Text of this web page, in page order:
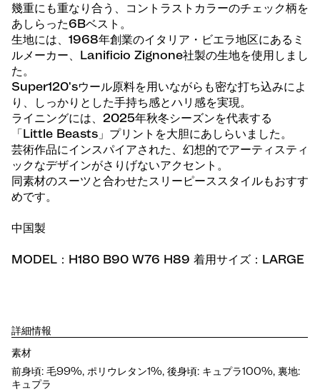
幾重にも重なり合う、コントラストカラーのチェック柄を
あしらった6Bベスト。
生地には、1968年創業のイタリア・ビエラ地区にあるミ
ルメーカー、Lanificio Zignone社製の生地を使用しまし
た。
Super120'sウール原料を用いながらも密な打ち込みによ
り、しっかりとした手持ち感とハリ感を実現。
ライニングには、2025年秋冬シーズンを代表する
「Little Beasts」プリントを大胆にあしらいました。
芸術作品にインスパイアされた、幻想的でアーティスティ
ックなデザインがさりげないアクセント。
同素材のスーツと合わせたスリーピーススタイルもおすす
めです。
中国製
MODEL：H180 B90 W76 H89 着用サイズ：LARGE
詳細情報
素材
前身頃: 毛99%, ポリウレタン1%, 後身頃: キュプラ100%, 裏地:
キュプラ